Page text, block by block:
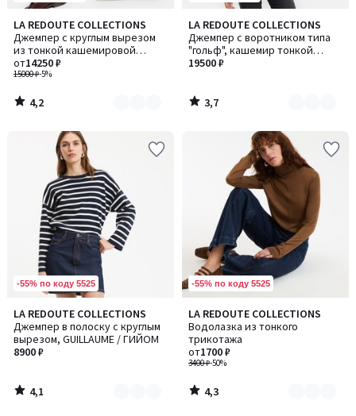
LA REDOUTE COLLECTIONS
Джемпер с круглым вырезом
из тонкой кашемировой
пряжи
15000 ₽-5%
от14250 ₽
4,2
/ 5
Количество
цветов:
2
4,2
/
LA REDOUTE COLLECTIONS
Джемпер с воротником типа
"гольф", кашемир тонкой
вязки
19500 ₽
3,7
/ 5
Количество
цветов:
3
3,7
/
-55% по коду 5525
LA REDOUTE COLLECTIONS
Джемпер в полоску с круглым
вырезом, GUILLAUME / ГИЙОМ
8900 ₽
4,1
/ 5
Количество
цветов:
2
4,1
/
-55% по коду 5525
LA REDOUTE COLLECTIONS
Водолазка из тонкого
трикотажа
3400 ₽-50%
от1700 ₽
4,3
/ 5
Количество
цветов:
2
4,3
/